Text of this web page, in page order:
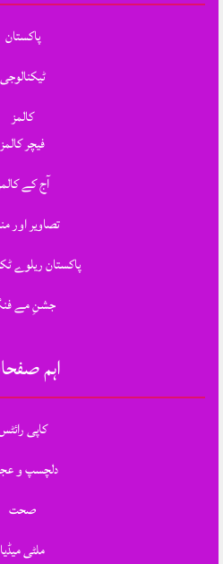
پاکستان
ٹیکنالوجی
کالمز
فیچر کالمز
آج کے
تصاویر اور
پاکستان ریلوے
جشنِ مے
اہم
کاپی
دلچسپ و
صحت
ملٹی میڈیا